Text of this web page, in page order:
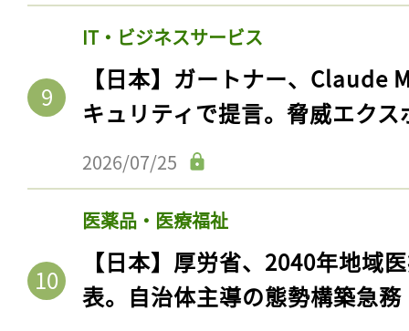
IT・ビジネスサービス
【日本】ガートナー、Claude
キュリティで提言。脅威エク
2026/07/25
医薬品・医療福祉
【日本】厚労省、2040年地域
表。自治体主導の態勢構築急務